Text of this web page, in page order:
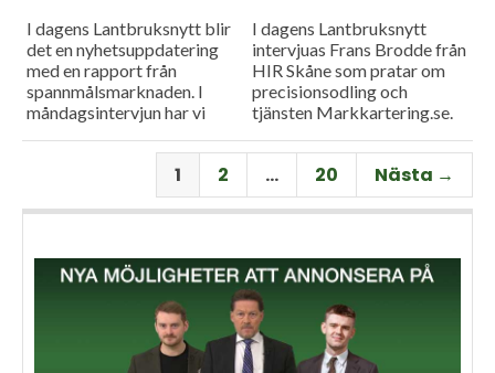
I dagens Lantbruksnytt blir
det en nyhetsuppdatering
med en rapport från
spannmålsmarknaden. I
måndagsintervjun har vi
Per Larsson som idag har
rollen som senior advisor på
I dagens Lantbruksnytt
intervjuas Frans Brodde från
HIR Skåne som pratar om
precisionsodling och
tjänsten Markkartering.se.
nyhetsuppdatering med en
rapport från
spannmålsmarknaden.
1 2 … 20 Nästa →